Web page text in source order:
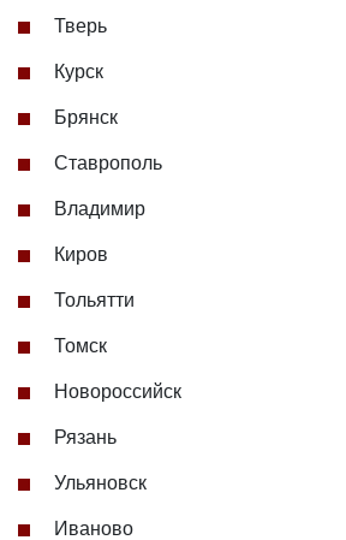
Тверь
Курск
Брянск
Ставрополь
Владимир
Киров
Тольятти
Томск
Новороссийск
Рязань
Ульяновск
Иваново